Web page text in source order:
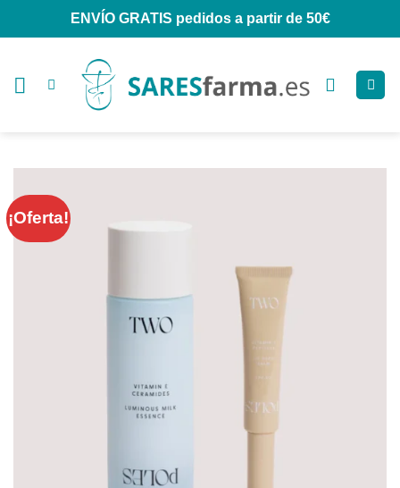
ENVÍO GRATIS pedidos a partir de 50€
¡Oferta!